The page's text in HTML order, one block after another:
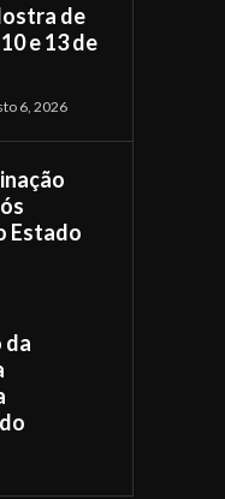
de
e 13 de
6, 2026
Estado
da